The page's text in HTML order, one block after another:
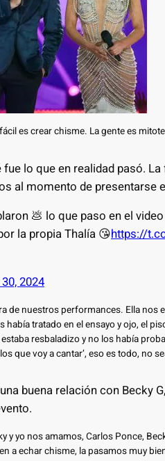
es crear chisme. La gente es
lo que en realidad pasó.
al momento de presentarse
💩 lo que paso en el
la propia Thalía 😘https://
2024
de nuestros performances. Ella nos
tratado en el ensayo y ojo, el
resbaladizo y no los había
que voy a cantar’, eso es todo, no
buena relación con Becky
y yo nos amamos, Carlos Ponce,
a echar chisme, la pasamos muy